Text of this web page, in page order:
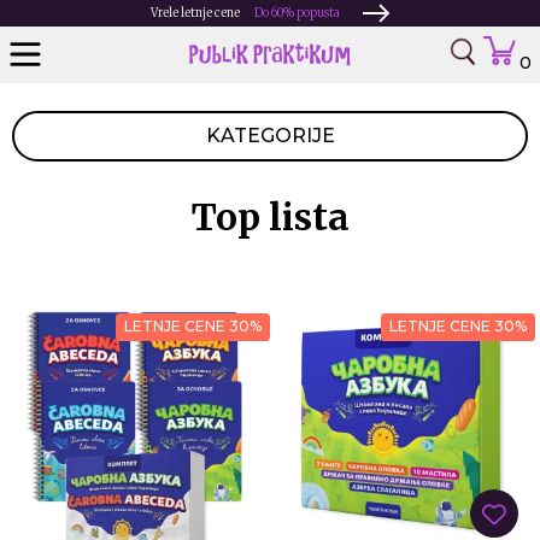
Vrele letnje cene Do 60% popusta
0
KATEGORIJE
Top lista
LETNJE CENE 30% LETNJE CENE 30%